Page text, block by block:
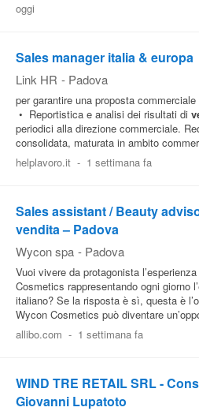
oggi
Sales manager italia & europa
Link HR - Padova
per garantire una proposta
• Reportistica e analisi dei risultati di
periodici alla direzione commerciale.
consolidata, maturata in ambito
helplavoro.it - 1 settimana fa
Sales assistant / Beauty
vendita – Padova
Wycon spa - Padova
Vuoi vivere da protagonista
Cosmetics rappresentando ogni giorno
italiano? Se la risposta è sì, questa è
Wycon Cosmetics può diventare
allibo.com - 1 settimana fa
WIND TRE RETAIL SRL -
Giovanni Lupatoto